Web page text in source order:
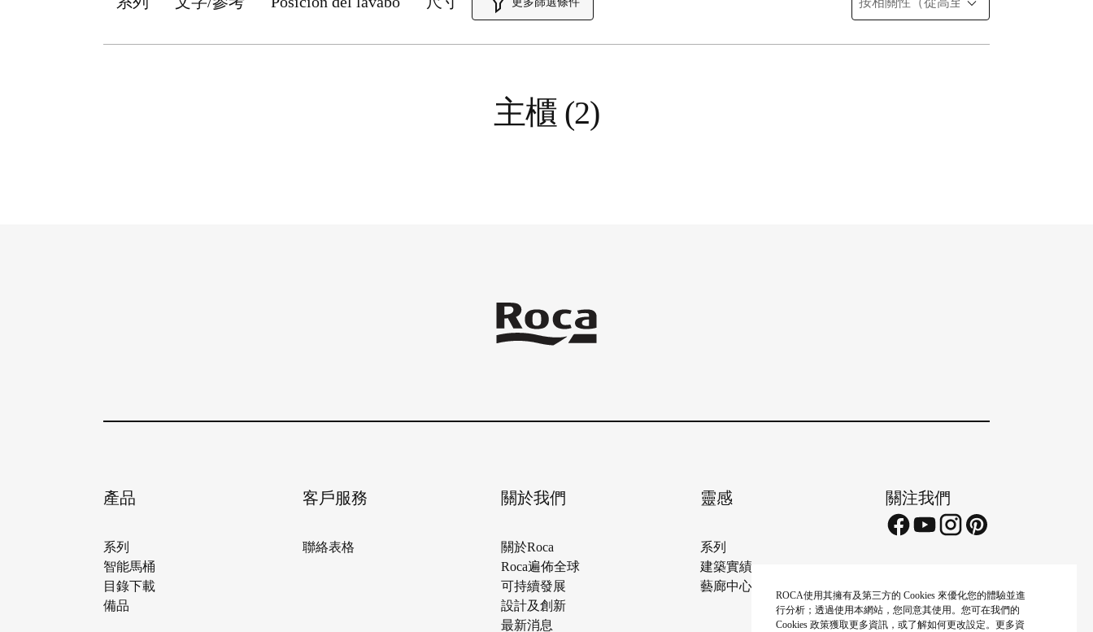
ROCA使用其擁有及第三方的 Cookies 來優化您的體驗並進
行分析；透過使用本網站，您同意其使用。您可在我們的
Cookies 政策獲取更多資訊，或了解如何更改設定。更多資
更多篩選條件
主櫃 (2)
產品
系列
智能馬桶
目錄下載
備品
客戶服務
聯絡表格
關於我們
關於Roca
Roca遍佈全球
可持續發展
設計及創新
最新消息
靈感
系列
建築實績
藝廊中心
關注我們